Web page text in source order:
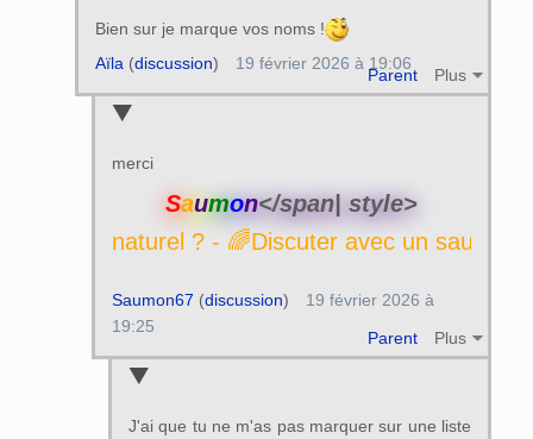
Bien sur je marque vos noms !
Parent Plus
Aïla(discussion) 19 février 2026 à 19:06
merci
Saumon</span| style>
- 🌈Discuter avec un saumon naturel
Parent Plus
Saumon67 (discussion)
19 février 2026 à
19:25
J'ai que tu ne m'as pas marquer sur une liste